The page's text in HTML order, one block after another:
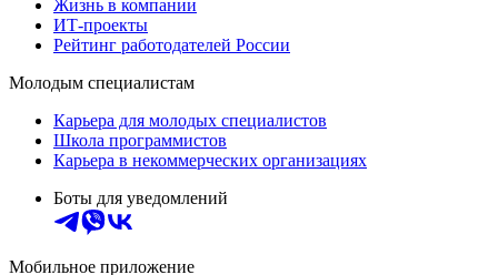
Жизнь в компании
ИТ-проекты
Рейтинг работодателей России
Молодым специалистам
Карьера для молодых специалистов
Школа программистов
Карьера в некоммерческих организациях
Боты для уведомлений
Мобильное приложение